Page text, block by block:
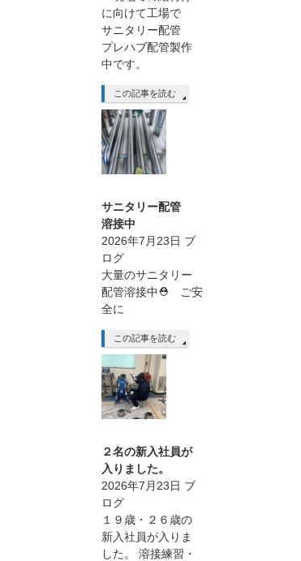
に向けて工場で
サニタリー配管
プレハブ配管製作
中です。
この記事を読む
サニタリー配管
溶接中
2026年7月23日 ブ
ログ
大量のサニタリー
配管溶接中⛑ ご安
全に
この記事を読む
２名の新入社員が
入りました。
2026年7月23日 ブ
ログ
１９歳・２６歳の
新入社員が入りま
した。 溶接練習・